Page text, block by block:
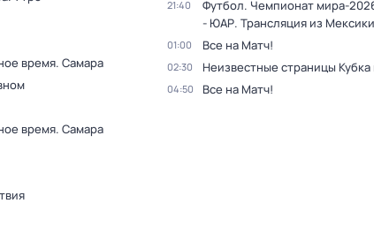
время. Самара
время. Самара
21:40
Футбол. Чемпионат мира-
- ЮАР. Трансляция из Мексики
01:00 Все на Матч!
02:30 Неизвестные страницы
04:50 Все на Матч!